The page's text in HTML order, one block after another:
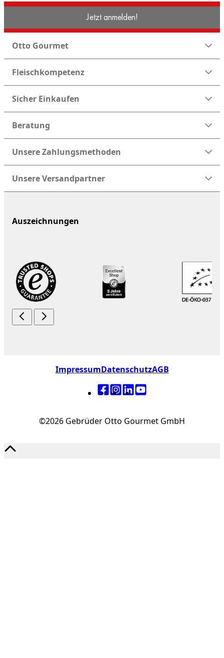
Jetzt anmelden!
Otto Gourmet
Fleischkompetenz
Sicher Einkaufen
Beratung
Unsere Zahlungsmethoden
Unsere Versandpartner
Auszeichnungen
ImpressumDatenschutzAGB
©2026 Gebrüder Otto Gourmet GmbH